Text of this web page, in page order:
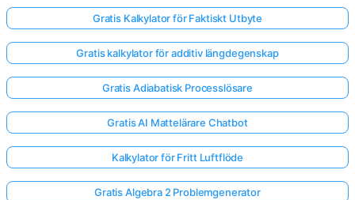
Gratis Kalkylator för Faktiskt Utbyte
Gratis kalkylator för additiv längdegenskap
Gratis Adiabatisk Processlösare
Gratis AI Mattelärare Chatbot
Kalkylator för Fritt Luftflöde
Gratis Algebra 2 Problemgenerator